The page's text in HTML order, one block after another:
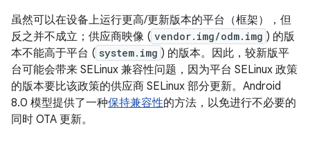
虽然可以在设备上运行更高/更新版本的平台（框架），但
反之并不成立；供应商映像 ( vendor.img/odm.img ) 的版
本不能高于平台 ( system.img ) 的版本。因此，较新版平
台可能会带来 SELinux 兼容性问题，因为平台 SELinux 政策
的版本要比该政策的供应商 SELinux 部分更新。Android
8.0 模型提供了一种保持兼容性的方法，以免进行不必要的
同时 OTA 更新。